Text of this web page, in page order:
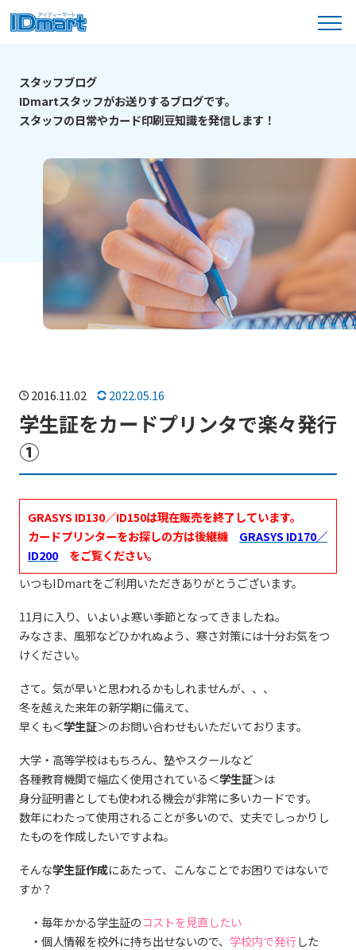
製品ラインナップ
カードの種類
2つの作成プラン
ご利用ガイド
データ作成ガイド
はじめての方へ 料金表
よくある質問 スタッフブログ
SNS
他サービスのご紹介
menu
スタッフブログ
IDmartスタッフがお送りするブログです。
スタッフの日常やカード印刷豆知識を発信します！
学生証をカードプリンタで楽々発行
①
2016.11.02 2022.05.16
GRASYS ID130／ID150は現在販売を終了しています。
カードプリンターをお探しの方は後継機 GRASYS ID170／
ID200をご覧ください。
いつもIDmartをご利用いただきありがとうございます。
11月に入り、いよいよ寒い季節となってきましたね。
みなさま、風邪などひかれぬよう、寒さ対策には十分お気をつ
けください。
さて。気が早いと思われるかもしれませんが、、、
冬を越えた来年の新学期に備えて、
早くも＜学生証＞のお問い合わせもいただいております。
大学・高等学校はもちろん、塾やスクールなど
各種教育機関で幅広く使用されている＜学生証＞は
身分証明書としても使われる機会が非常に多いカードです。
数年にわたって使用されることが多いので、丈夫でしっかりし
たものを作成したいですよね。
そんな学生証作成にあたって、こんなことでお困りではないで
すか？
・毎年かかる学生証のコストを見直したい
・個人情報を校外に持ち出せないので、 学校内で発行した